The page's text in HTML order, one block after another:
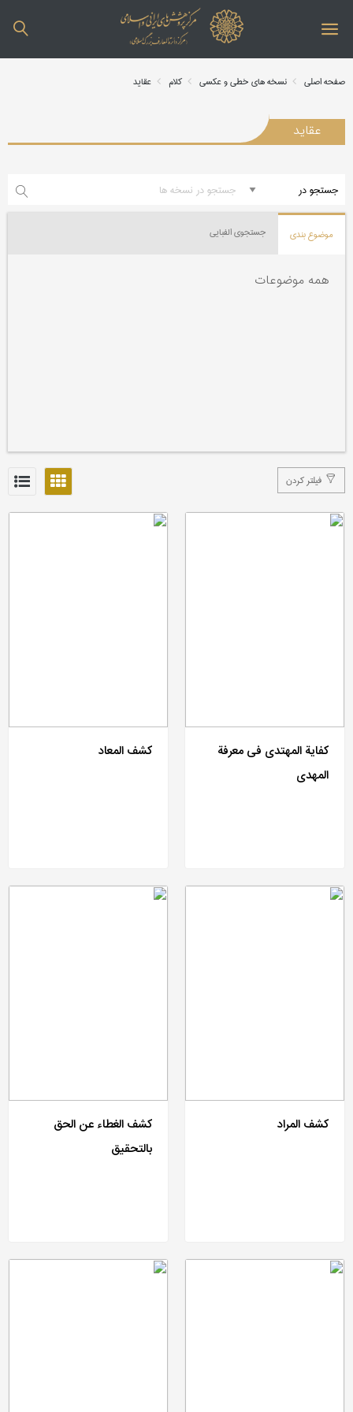
صفحه اصلی نسخه های خطی و عکسی کلام عقاید
عقاید
موضوع بندی جستجوی الفبایی
همه موضوعات
فیلتر کردن
کفایة المهتدی فی معرفة
المهدی
کشف المعاد
کشف المراد
کشف الغطاء عن الحق
بالتحقیق